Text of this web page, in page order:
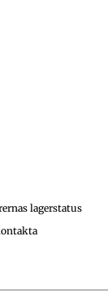
lagerstatus